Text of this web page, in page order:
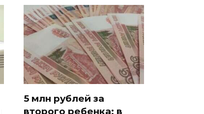
5 млн рублей за
второго ребенка: в